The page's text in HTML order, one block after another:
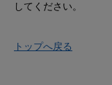
してください。
トップへ戻る